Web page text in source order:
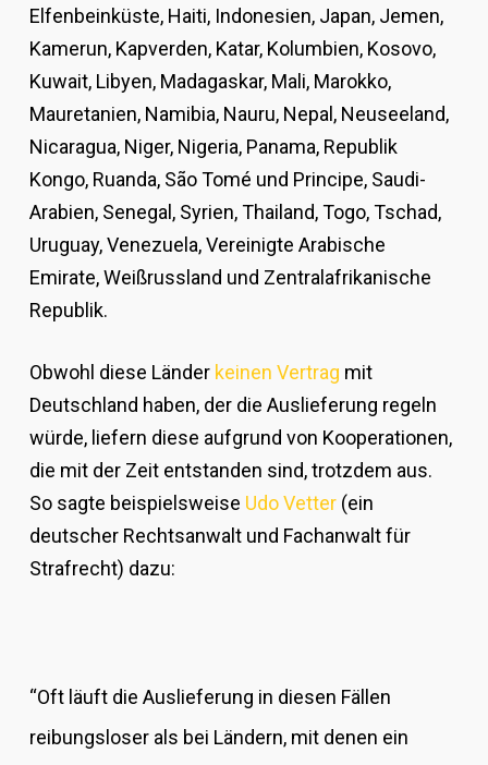
Elfenbeinküste, Haiti, Indonesien, Japan, Jemen,
Kamerun, Kapverden, Katar, Kolumbien, Kosovo,
Kuwait, Libyen, Madagaskar, Mali, Marokko,
Mauretanien, Namibia, Nauru, Nepal, Neuseeland,
Nicaragua, Niger, Nigeria, Panama, Republik
Kongo, Ruanda, São Tomé und Principe, Saudi-
Arabien, Senegal, Syrien, Thailand, Togo, Tschad,
Uruguay, Venezuela, Vereinigte Arabische
Emirate, Weißrussland und Zentralafrikanische
Republik.
Obwohl diese Länder keinen Vertrag mit
Deutschland haben, der die Auslieferung regeln
würde, liefern diese aufgrund von Kooperationen,
die mit der Zeit entstanden sind, trotzdem aus.
So sagte beispielsweise Udo Vetter(ein
deutscher Rechtsanwalt und Fachanwalt für
Strafrecht) dazu:
“Oft läuft die Auslieferung in diesen Fällen
reibungsloser als bei Ländern, mit denen ein